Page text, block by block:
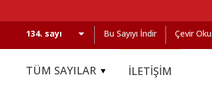
Bu Sayıyı İndir Çevir Oku
TÜM SAYILAR İLETİŞİM